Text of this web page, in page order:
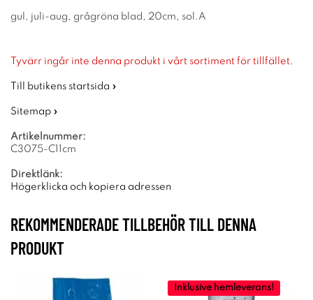
gul, juli-aug, grågröna blad, 20cm, sol.A
Tyvärr ingår inte denna produkt i vårt sortiment för tillfället.
Till butikens startsida »
Sitemap »
Artikelnummer:
C3075-C11cm
Direktlänk:
Högerklicka och kopiera adressen
REKOMMENDERADE TILLBEHÖR TILL DENNA
PRODUKT
Inklusive hemleverans!